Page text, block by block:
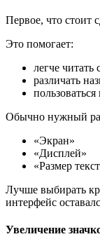
Первое, что стоит
Это помогает:
легче читать
различать
Обычно нужный
«Экран»
«Дисплей»
«Размер
Лучше выбирать
интерфейс
Увеличение